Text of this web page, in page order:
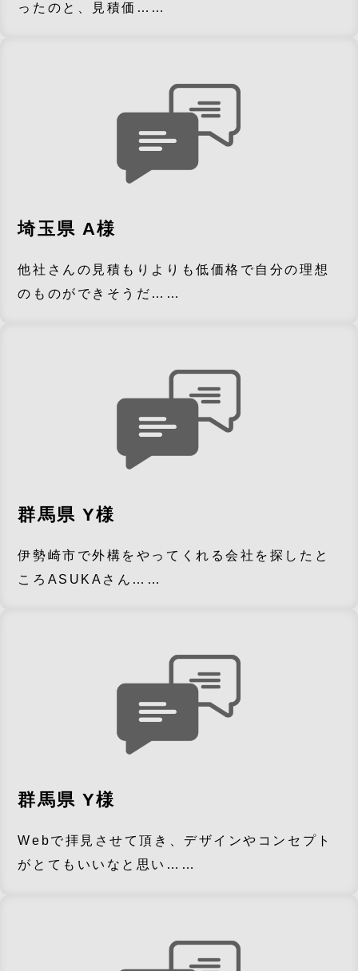
ったのと、見積価……
埼玉県 A様
他社さんの見積もりよりも低価格で自分の理想
のものができそうだ……
群馬県 Y様
伊勢崎市で外構をやってくれる会社を探したと
ころASUKAさん……
群馬県 Y様
Webで拝見させて頂き、デザインやコンセプト
がとてもいいなと思い……